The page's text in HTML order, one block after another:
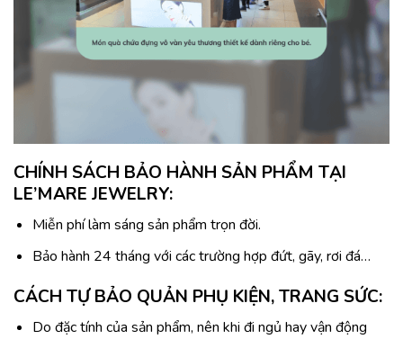
CHÍNH SÁCH BẢO HÀNH SẢN PHẨM TẠI
LE’MARE JEWELRY:
Miễn phí làm sáng sản phẩm trọn đời.
Bảo hành 24 tháng với các trường hợp đứt, gãy, rơi đá…
CÁCH TỰ BẢO QUẢN PHỤ KIỆN, TRANG SỨC:
Do đặc tính của sản phẩm, nên khi đi ngủ hay vận động